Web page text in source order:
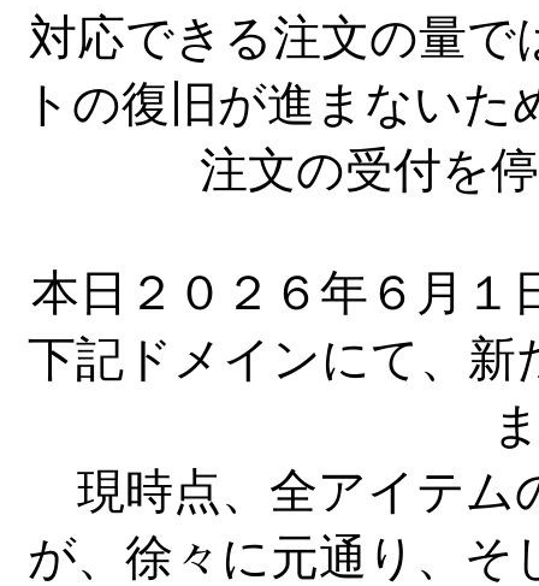
対応できる注文の量
トの復旧が進まない
注文の受付を
本日２０２６年６月１
下記ドメインにて、新
現時点、全アイテム
が、徐々に元通り、